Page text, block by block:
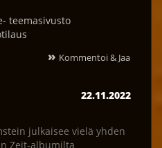
teemasivusto
» Kommentoi & Jaa
22.11.2022
julkaisee vielä yhden
Zeit-albumilta